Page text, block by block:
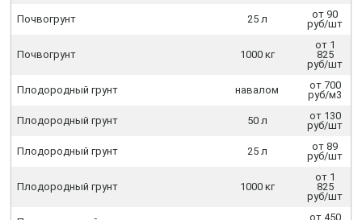
Почвогрунт 25 л
от 90
руб/шт
Почвогрунт 1000 кг
от 1
825
руб/шт
Плодородный грунт навалом
от 700
руб/м3
Плодородный грунт 50 л
от 130
руб/шт
Плодородный грунт 25 л
от 89
руб/шт
Плодородный грунт 1000 кг
от 1
825
руб/шт
от 450